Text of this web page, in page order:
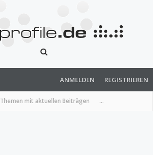
Themen mit aktuellen Beiträgen ...
ANMELDEN REGISTRIEREN